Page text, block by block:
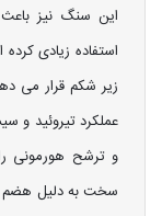
این سنگ نیز
استفاده زیادی
زیر شکم قرار می
عملکرد تیروئید و
و ترشح هورمونی
سخت به دلیل هضم